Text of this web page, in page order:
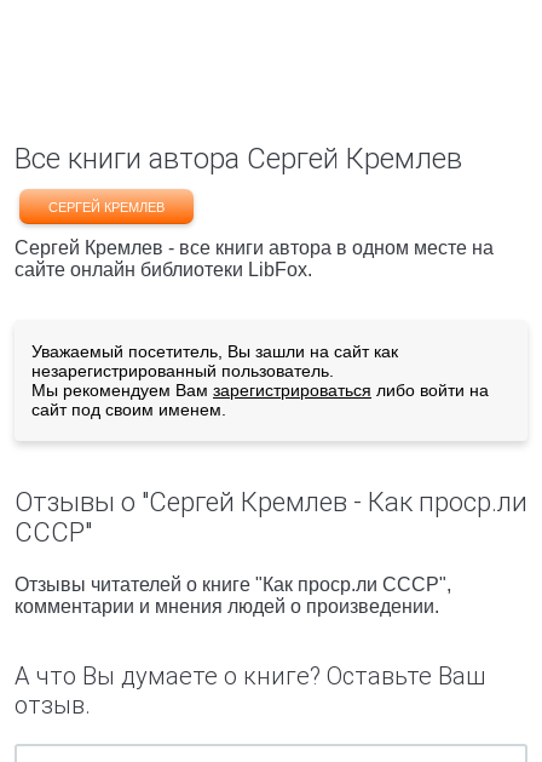
Все книги автора Сергей Кремлев
СЕРГЕЙ КРЕМЛЕВ
Сергей Кремлев - все книги автора в одном месте на
сайте онлайн библиотеки LibFox.
Уважаемый посетитель, Вы зашли на сайт как
незарегистрированный пользователь.
Мы рекомендуем Вам зарегистрироваться либо войти на
сайт под своим именем.
Отзывы о "Сергей Кремлев - Как проср.ли
СССР"
Отзывы читателей о книге "Как проср.ли СССР",
комментарии и мнения людей о произведении.
А что Вы думаете о книге? Оставьте Ваш
отзыв.